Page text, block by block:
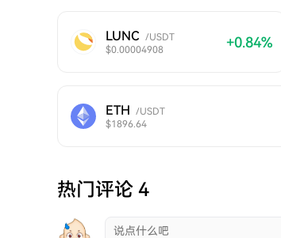
LUNC /USDT
$0.00004908
+0.84%
ETH /USDT
$1896.64
热门评论 4